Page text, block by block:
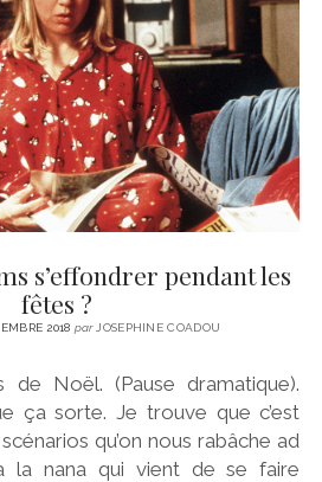
CINÉMA
LITTÉRATURE
ÉCONOMIE
SPORT
MÉDIAS
SANTÉ
instagram
emailemail-
form
s’effondrer pendant les
fêtes ?
2018 parJOSEPHINE COADOU
de Noël. (Pause dramatique).
ça sorte. Je trouve que c’est
qu’on nous rabâche ad
la nana qui vient de se faire